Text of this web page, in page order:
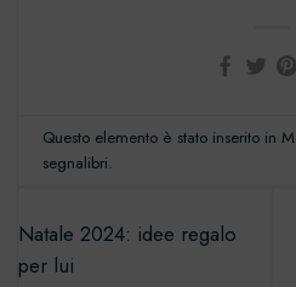
Questo elemento è stato inserito in
segnalibri.
Natale 2024: idee regalo
per lui